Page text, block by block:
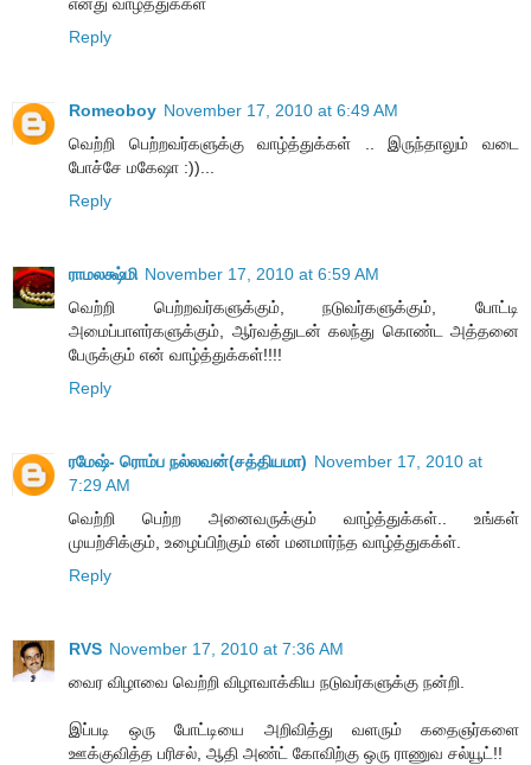
Reply
Romeoboy November 17, 2010 at 6:49 AM
வெற்றி பெற்றவர்களுக்கு வாழ்த்துக்கள் .. இருந்தாலும் வடை
போச்சே மகேஷா :))...
Reply
ராமலக்ஷ்மி November 17, 2010 at 6:59 AM
வெற்றி பெற்றவர்களுக்கும், நடுவர்களுக்கும், போட்டி
அமைப்பாளர்களுக்கும், ஆர்வத்துடன் கலந்து கொண்ட அத்தனை
பேருக்கும் என் வாழ்த்துக்கள்!!!!
Reply
ரமேஷ்- ரொம்ப நல்லவன்(சத்தியமா) November 17, 2010 at
7:29 AM
வெற்றி பெற்ற அனைவருக்கும் வாழ்த்துக்கள்.. உங்கள்
முயற்சிக்கும், உழைப்பிற்கும் என் மனமார்ந்த வாழ்த்துகக்ள்.
Reply
RVS November 17, 2010 at 7:36 AM
வைர விழாவை வெற்றி விழாவாக்கிய நடுவர்களுக்கு நன்றி.
இப்படி ஒரு போட்டியை அறிவித்து வளரும் கதைஞர்களை
ஊக்குவித்த பரிசல், ஆதி அண்ட் கோவிற்கு ஒரு ராணுவ சல்யூட்!!